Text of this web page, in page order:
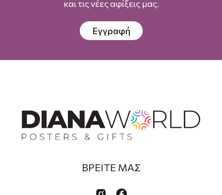
και τις νέες αφίξεις μας.
Εγγραφή
ΒΡΕΙΤΕ ΜΑΣ